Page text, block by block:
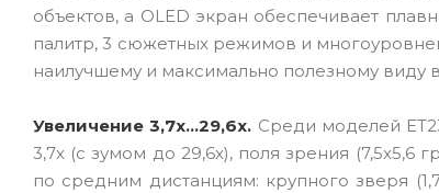
объектов, а OLED экран обеспечивает
палитр, 3 сюжетных режимов и
наилучшему и максимально полезному виду
Увеличение 3,7x...29,6x. Среди моделей
3,7x (с зумом до 29,6x), поля зрения (7,5x5,6
по средним дистанциям: крупного зверя